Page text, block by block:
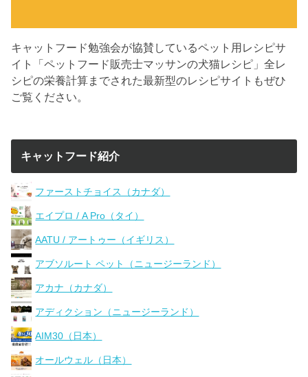
キャットフード勉強会が協賛しているペット用レシピサ
イト「ペットフード販売士マッサンの犬猫レシピ」全レ
シピの栄養計算までされた最新型のレシピサイトもぜひ
ご覧ください。
キャットフード紹介
ファーストチョイス（カナダ）
エイプロ / A Pro（タイ）
AATU / アートゥー（イギリス）
アブソルート ペット（ニュージーランド）
アカナ（カナダ）
アディクション（ニュージーランド）
AIM30（日本）
オールウェル（日本）